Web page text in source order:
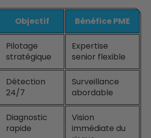
Objectif Bénéfice PME
Pilotage
stratégique
Expertise
senior flexible
Détection
24/7
Surveillance
abordable
Diagnostic
rapide
Vision
immédiate du